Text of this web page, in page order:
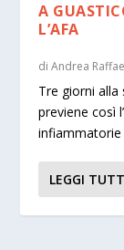
A
L’AFA
diAndrea
Tre giorni alla
previene così
infiammatorie
LEGGI